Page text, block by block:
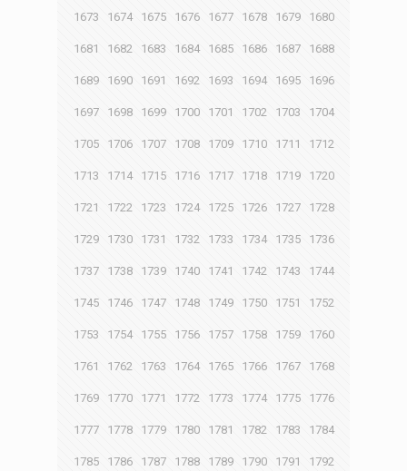
1673 1674 1675 1676 1677 1678 1679 1680
1681 1682 1683 1684 1685 1686 1687 1688
1689 1690 1691 1692 1693 1694 1695 1696
1697 1698 1699 1700 1701 1702 1703 1704
1705 1706 1707 1708 1709 1710 1711 1712
1713 1714 1715 1716 1717 1718 1719 1720
1721 1722 1723 1724 1725 1726 1727 1728
1729 1730 1731 1732 1733 1734 1735 1736
1737 1738 1739 1740 1741 1742 1743 1744
1745 1746 1747 1748 1749 1750 1751 1752
1753 1754 1755 1756 1757 1758 1759 1760
1761 1762 1763 1764 1765 1766 1767 1768
1769 1770 1771 1772 1773 1774 1775 1776
1777 1778 1779 1780 1781 1782 1783 1784
1785 1786 1787 1788 1789 1790 1791 1792